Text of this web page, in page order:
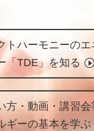
トハーモニーのエ
「TDE」を知る
方・動画・講習会
ギーの基本を学ぶ